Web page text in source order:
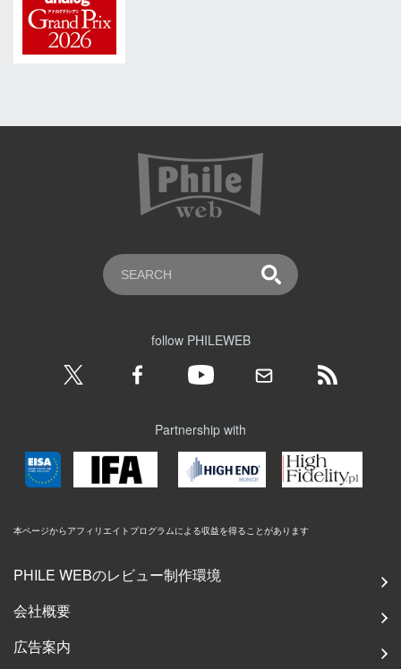
follow PHILEWEB
Partnership with
本ページからアフィリエイトプログラムによる収益を得ることがあります
PHILE WEBのレビュー制作環境
会社概要
広告案内